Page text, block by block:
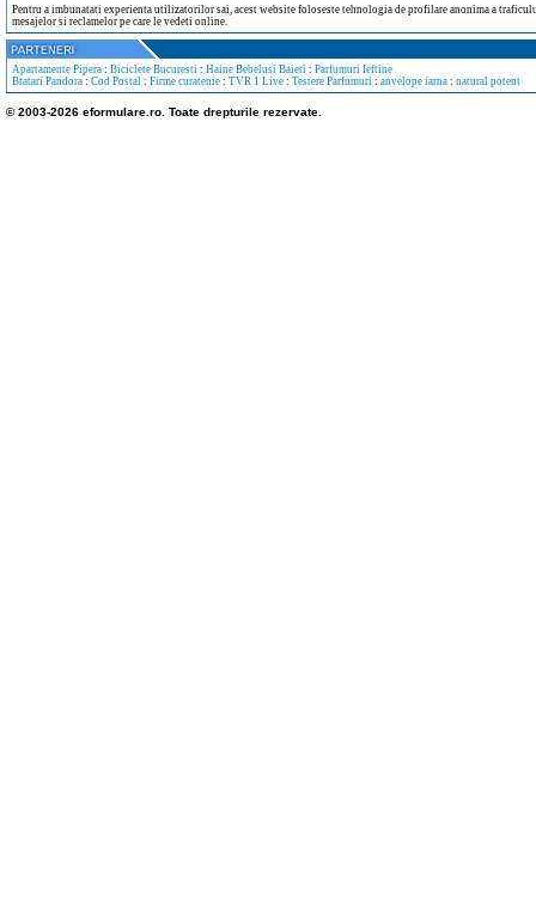
Pentru a imbunatati experienta utilizatorilor sai, acest website foloseste tehnologia de profilare anonima a
mesajelor si reclamelor pe care le vedeti online.
Apartamente Pipera : Biciclete Bucuresti : Haine Bebelusi Baieti : Parfumuri Ieftine
Bratari Pandora : Cod Postal : Firme curatenie : TVR 1 Live : Testere Parfumuri : anvelope iarna : natural potent
© 2003-2026 eformulare.ro. Toate drepturile rezervate.